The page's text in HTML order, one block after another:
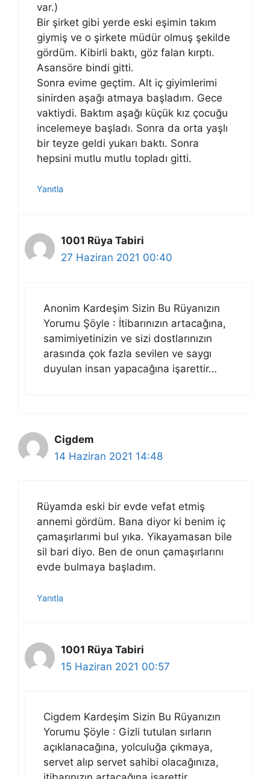
var.)
Bir şirket gibi yerde eski eşimin takım
giymiş ve o şirkete müdür olmuş şekilde
gördüm. Kibirli baktı, göz falan kırptı.
Asansöre bindi gitti.
Sonra evime geçtim. Alt iç giyimlerimi
sinirden aşağı atmaya başladım. Gece
vaktiydi. Baktım aşağı küçük kız çocuğu
incelemeye başladı. Sonra da orta yaşlı
bir teyze geldi yukarı baktı. Sonra
hepsini mutlu mutlu topladı gitti.
Yanıtla
1001 Rüya Tabiri
27 Haziran 2021 00:40
Anonim Kardeşim Sizin Bu Rüyanızın
Yorumu Şöyle : İtibarınızın artacağına,
samimiyetinizin ve sizi dostlarınızın
arasında çok fazla sevilen ve saygı
duyulan insan yapacağına işarettir…
Cigdem
14 Haziran 2021 14:48
Rüyamda eski bir evde vefat etmiş
annemi gördüm. Bana diyor ki benim iç
çamaşırlarımi bul yıka. Yikayamasan bile
sil bari diyo. Ben de onun çamaşırlarını
evde bulmaya başladım.
Yanıtla
1001 Rüya Tabiri
15 Haziran 2021 00:57
Cigdem Kardeşim Sizin Bu Rüyanızın
Yorumu Şöyle : Gizli tutulan sırların
açıklanacağına, yolculuğa çıkmaya,
servet alıp servet sahibi olacağınıza,